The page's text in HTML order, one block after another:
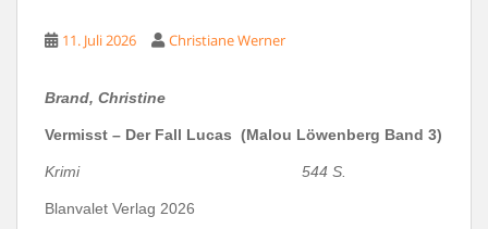
11. Juli 2026 Christiane Werner
Brand, Christine
Vermisst – Der Fall Lucas (Malou Löwenberg Band 3)
Krimi 544 S.
Blanvalet Verlag 2026